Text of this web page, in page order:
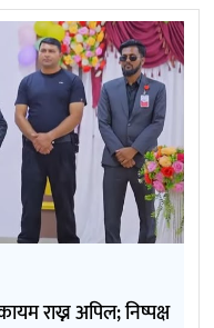
राख्न अपिल; निष्पक्ष